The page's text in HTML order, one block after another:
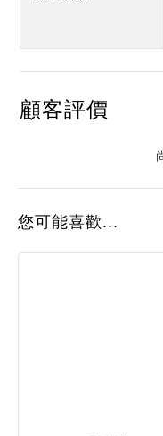
顧客評價
您可能喜歡...